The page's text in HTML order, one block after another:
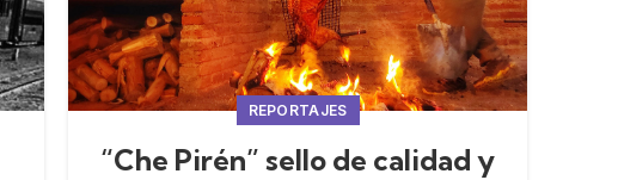
REPORTAJES
“Che Pirén” sello de calidad y